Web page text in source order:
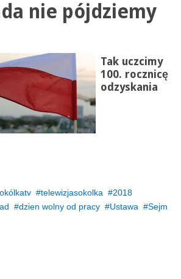
nie pójdziemy
Tak uczcimy
100. rocznicę
odzyskania
telewizjasokolka
2018
dzien wolny od pracy Ustawa
Sejm